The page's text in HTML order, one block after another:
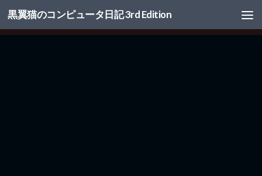
コンテンツへスキップ
黒翼猫のコンピュータ日記 3rd Edition